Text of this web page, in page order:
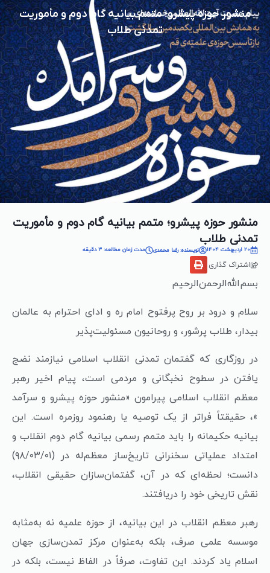
منشور حوزه پیشرو؛ متمم بیانیه گام دوم و مأموریت
تمدنی طلاب
منشور حوزه پیشرو؛ متمم بیانیه گام دوم و مأموریت
تمدنی طلاب
20 اردیبهشت 1404 نویسنده: رضا محمدی مدت زمان مطالعه: 3 دقیقه
اشتراک گذاری
بسم‌الله‌الرحمن‌الرحیم
سلام و درود بر روح پرفتوح امام ره و ادای احترام به عالمان
بیدار، طلاب پرشور، و روحانیون مسئولیت‌پذیر
در روزگاری که گفتمان تمدنی انقلاب اسلامی نیازمند نضج
یافتن در سطوح نخبگانی و مردمی است، پیام اخیر رهبر
معظم انقلاب اسلامی پیرامون «منشور حوزه پیشرو و سرآمد
»، حقیقتاً فراتر از یک توصیه یا رهنمود روزمره است. این
بیانیه حکیمانه را باید متمم رسمی بیانیه گام دوم انقلاب و
امتداد عملیاتی سخنرانی تاریخ‌ساز معظم‌له در (۹۸/۰۳/۰۱)
دانست؛ لحظه‌ای که در آن، گفتمان‌سازان حقیقی انقلاب،
نقش تاریخی خود را دریافتند.
رهبر معظم انقلاب در این بیانیه، از حوزه علمیه نه به‌مثابه
موسسه علمی صرف، بلکه به‌عنوان مرکز تمدن‌سازی جهان
اسلام یاد کردند. این تفاوت، صرفاً در الفاظ نیست، بلکه در